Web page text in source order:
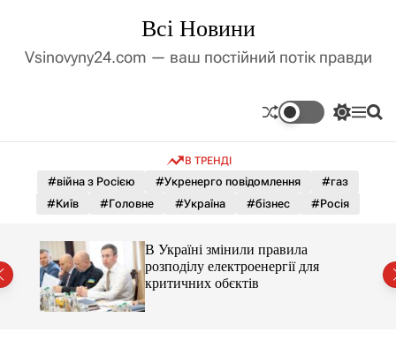
д
т
у
Всі Новини
Vsinovyny24.com — ваш постійний потік правди
П
м
к
о
М П
В ТРЕНДІ
#війна з Росією #Укренерго повідомлення
#газ
#Київ
#Головне #Україна #бізнес #Росія
В Україні змінили правила
розподілу електроенергії для
критичних обєктів